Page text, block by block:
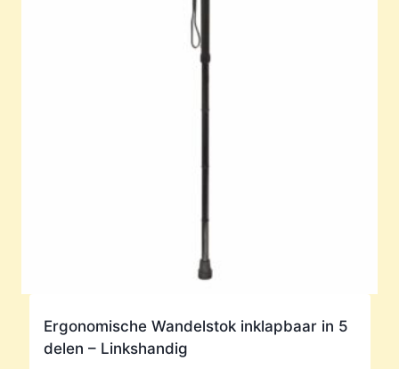
Ergonomische Wandelstok inklapbaar in 5
delen – Linkshandig